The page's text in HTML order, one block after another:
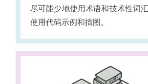
尽可能少地使用术语和技术性词汇
使用代码示例和插图。